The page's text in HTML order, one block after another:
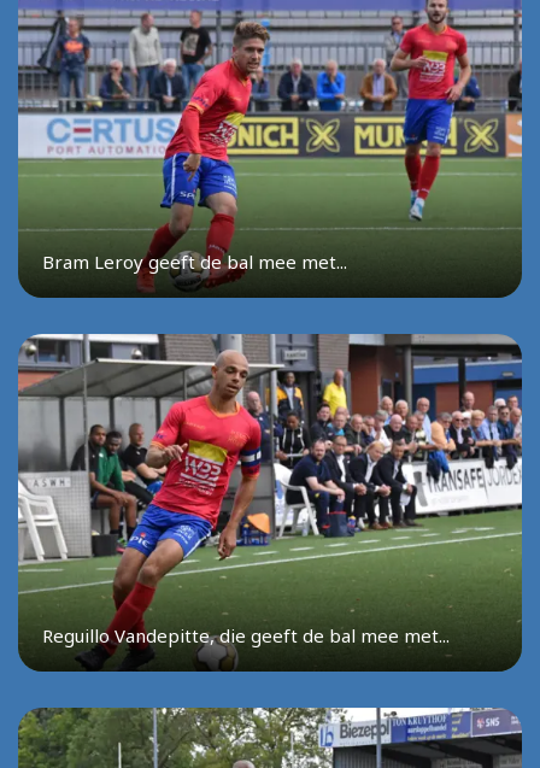
Bram Leroy geeft de bal mee met...
Reguillo Vandepitte, die geeft de bal mee met...